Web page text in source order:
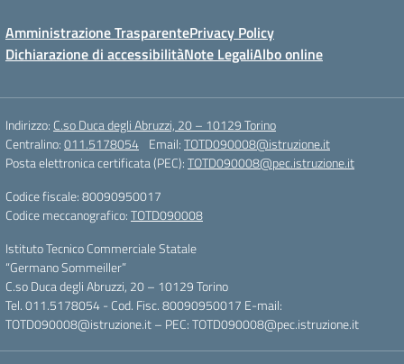
Amministrazione TrasparentePrivacy Policy
Dichiarazione di accessibilitàNote LegaliAlbo online
Indirizzo: C.so Duca degli Abruzzi, 20 – 10129 Torino
Centralino:011.5178054 Email:TOTD090008@istruzione.it
Posta elettronica certificata (PEC):TOTD090008@pec.istruzione.it
Codice fiscale: 80090950017
Codice meccanografico:TOTD090008
Istituto Tecnico Commerciale Statale
“Germano Sommeiller”
C.so Duca degli Abruzzi, 20 – 10129 Torino
Tel. 011.5178054 - Cod. Fisc. 80090950017 E-mail:
TOTD090008@istruzione.it – PEC: TOTD090008@pec.istruzione.it